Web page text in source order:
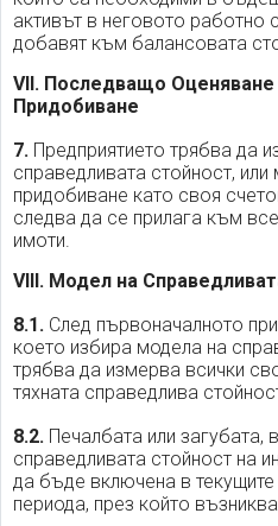
активът в неговото работно
добавят към балансовата
VII. Последващо
Придобиване
7. Предприятието трябва да
справедливата стойност,
придобиване като своя
следва да се прилага към
имоти.
VIII. Модел на
8.1. След първоначалното
което избира модела на
трябва да измерва всички
тяхната справедлива
8.2. Печалбата или
справедливата стойност на
да бъде включена в текущите
периода, през който